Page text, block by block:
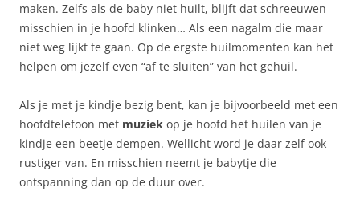
maken. Zelfs als de baby niet huilt, blijft dat schreeuwen
misschien in je hoofd klinken… Als een nagalm die maar
niet weg lijkt te gaan. Op de ergste huilmomenten kan het
helpen om jezelf even “af te sluiten” van het gehuil.
Als je met je kindje bezig bent, kan je bijvoorbeeld met een
hoofdtelefoon met muziek op je hoofd het huilen van je
kindje een beetje dempen. Wellicht word je daar zelf ook
rustiger van. En misschien neemt je babytje die
ontspanning dan op de duur over.